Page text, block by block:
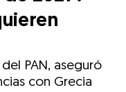
PAN, aseguró
con Grecia